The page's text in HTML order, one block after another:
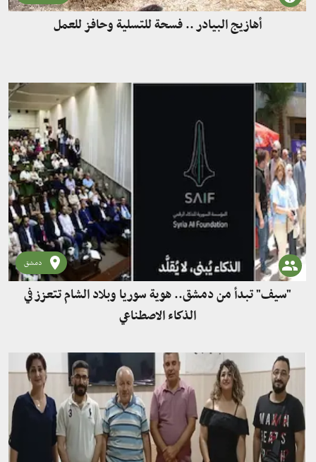
أهازيج البيادر .. فسحة للتسلية وحافز للعمل
دمشق
"سيف" تبدأ من دمشق.. هوية سوريا وبلاد الشام تتعزز في
الذكاء الاصطناعي